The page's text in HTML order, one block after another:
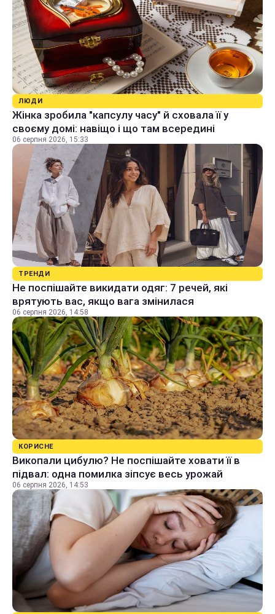
ЛЮДИ
Жінка зробила "капсулу часу" й сховала її у
своєму домі: навіщо і що там всередині
06 серпня 2026, 15:33
ТРЕНДИ
Не поспішайте викидати одяг: 7 речей, які
врятують вас, якщо вага змінилася
06 серпня 2026, 14:58
КОРИСНЕ
Викопали цибулю? Не поспішайте ховати її в
підвал: одна помилка зіпсує весь урожай
06 серпня 2026, 14:53